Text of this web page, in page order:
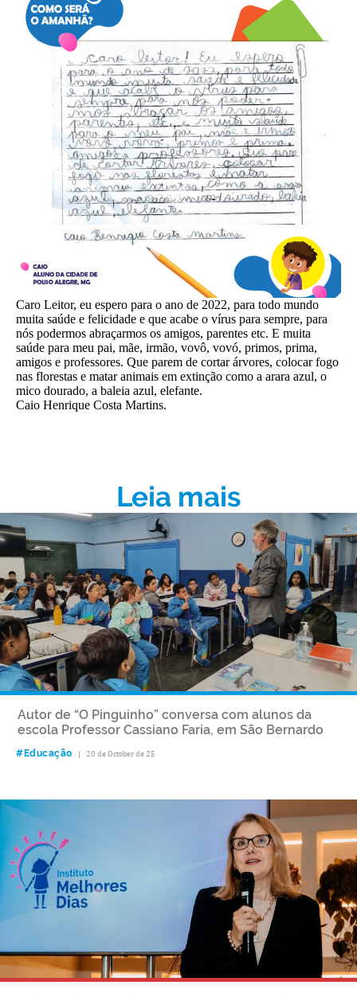
Caro Leitor, eu espero para o ano de 2022, para todo mundo
muita saúde e felicidade e que acabe o vírus para sempre, para
nós podermos abraçarmos os amigos, parentes etc. E muita
saúde para meu pai, mãe, irmão, vovô, vovó, primos, prima,
amigos e professores. Que parem de cortar árvores, colocar fogo
nas florestas e matar animais em extinção como a arara azul, o
mico dourado, a baleia azul, elefante.
Caio Henrique Costa Martins.
Leia mais
Autor de “O Pinguinho” conversa com alunos da
escola Professor Cassiano Faria, em São Bernardo
#Educação | 20 de October de 25